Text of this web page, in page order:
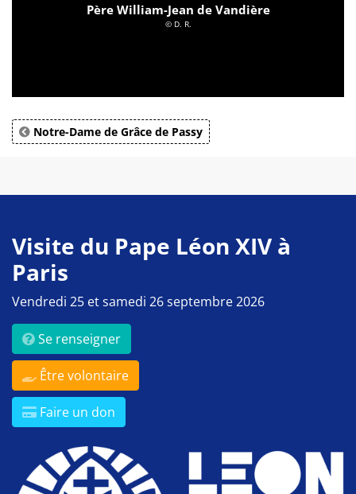
Père William-Jean de Vandière
© D. R.
Notre-Dame de Grâce de Passy
Visite du Pape Léon XIV à
Paris
Vendredi 25 et samedi 26 septembre 2026
Se renseigner
Être volontaire
Faire un don